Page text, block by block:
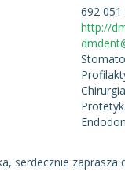
692 051
http://
serdecznie